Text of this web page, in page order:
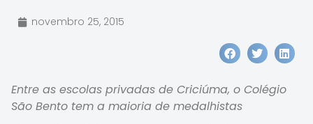
novembro 25, 2015
Entre as escolas privadas de Criciúma, o Colégio
São Bento tem a maioria de medalhistas